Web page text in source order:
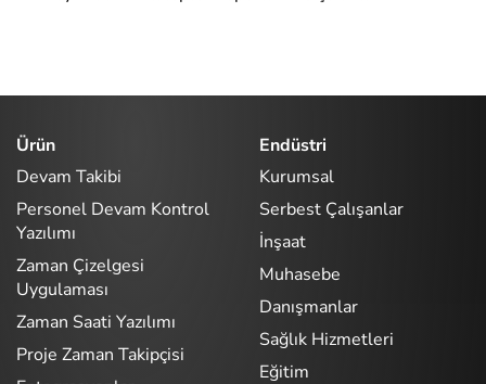
Ürün
Devam Takibi
Personel Devam Kontrol
Yazılımı
Zaman Çizelgesi
Uygulaması
Zaman Saati Yazılımı
Proje Zaman Takipçisi
Endüstri
Kurumsal
Serbest Çalışanlar
İnşaat
Muhasebe
Danışmanlar
Sağlık Hizmetleri
Eğitim